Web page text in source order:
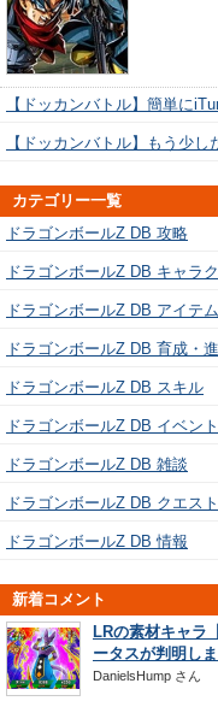
【ドッカンバトル】簡単に
【ドッカンバトル】もう少
カテゴリー一覧
ドラゴンボールZ DB 攻略
ドラゴンボールZ DB キャラ
ドラゴンボールZ DB アイテム
ドラゴンボールZ DB 育成・
ドラゴンボールZ DB スキル
ドラゴンボールZ DB イベント
ドラゴンボールZ DB 雑談
ドラゴンボールZ DB クエスト
ドラゴンボールZ DB 情報
新着コメント
LRの素材キャラ
ータスが判明しま
DanielsHump さん